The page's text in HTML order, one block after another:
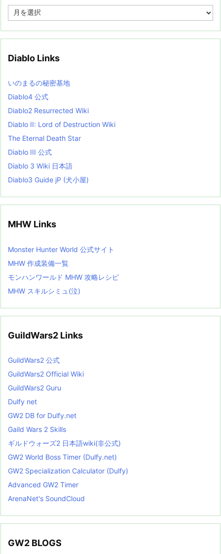
e
i
s
t
Diablo Links
いのまるの秘密基地
Diablo4 公式
Diablo2 Resurrected Wiki
Diablo II: Lord of Destruction Wiki
The Eternal Death Star
Diablo III 公式
Diablo 3 Wiki 日本語
Diablo3 Guide jP (犬小屋)
MHW Links
Monster Hunter World 公式サイト
MHW 作成装備一覧
モンハンワールド MHW 攻略レシピ
MHW スキルシミュ(泣)
GuildWars2 Links
GuildWars2 公式
GuildWars2 Official Wiki
GuildWars2 Guru
Dulfy net
GW2 DB for Dulfy.net
Gaild Wars 2 Skills
ギルドウォーズ2 日本語wiki(非公式)
GW2 World Boss Timer (Dulfy.net)
GW2 Specialization Calculator (Dulfy)
Advanced GW2 Timer
ArenaNet's SoundCloud
GW2 BLOGS